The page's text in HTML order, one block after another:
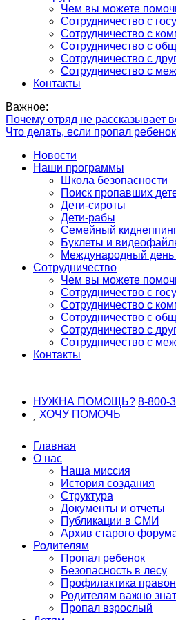
Чем вы можете
Сотрудничество с
Сотрудничество с
Сотрудничество с
Сотрудничество с
Сотрудничество с
Контакты
Важное:
Почему отряд не рассказывает
Что делать, если пропал
Новости
Наши программы
Школа безопасности
Поиск пропавших
Дети-сироты
Дети-рабы
Семейный
Буклеты и
Международный день
Сотрудничество
Чем вы можете
Сотрудничество с
Сотрудничество с
Сотрудничество с
Сотрудничество с
Сотрудничество с
Контакты
НУЖНА ПОМОЩЬ? 8-800-
ХОЧУ ПОМОЧЬ
Главная
О нас
Наша миссия
История создания
Структура
Документы и отчеты
Публикации в СМИ
Архив старого
Родителям
Пропал ребенок
Безопасность в лесу
Профилактика
Родителям важно
Пропал взрослый